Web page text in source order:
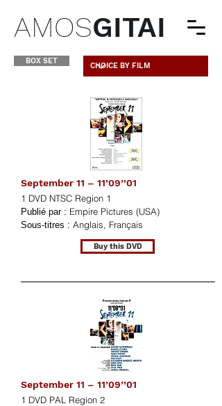
AMOSGITAI
BOX SET
September 11 – 11’09’’01
1 DVD NTSC Region 1
Publié par : Empire Pictures (USA)
Sous-titres : Anglais, Français
Buy this DVD
September 11 – 11’09’’01
1 DVD PAL Region 2